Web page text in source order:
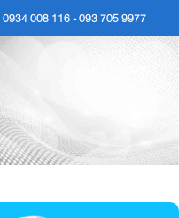
0934 008 116 - 093 705 9977